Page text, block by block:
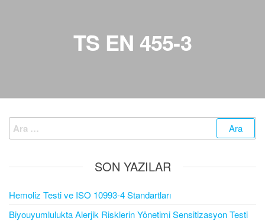
TS EN 455-3
Arama:
SON YAZILAR
Hemoliz Testi ve ISO 10993-4 Standartları
Biyouyumlulukta Alerjik Risklerin Yönetimi Sensitizasyon Testi